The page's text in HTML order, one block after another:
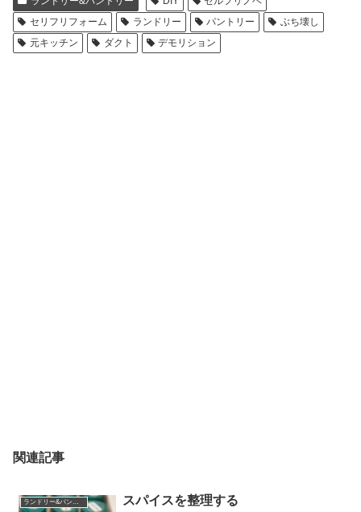
セリフリフォーム
ランドリー パントリー
ぶち壊し
元キッチン
ダクト デモリション
関連記事
ランドリー&パントリー スパイスを整理する